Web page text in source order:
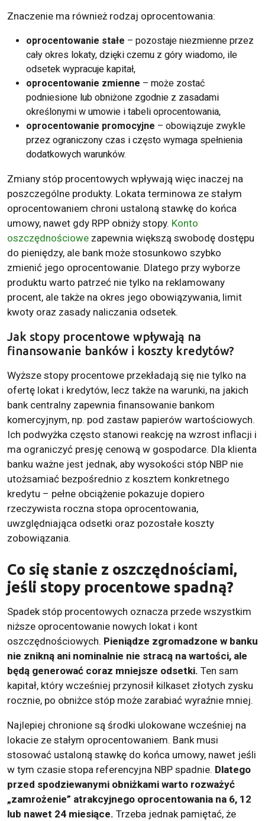
Znaczenie ma również rodzaj oprocentowania:
oprocentowanie stałe – pozostaje niezmienne przez
cały okres lokaty, dzięki czemu z góry wiadomo, ile
odsetek wypracuje kapitał,
oprocentowanie zmienne – może zostać
podniesione lub obniżone zgodnie z zasadami
określonymi w umowie i tabeli oprocentowania,
oprocentowanie promocyjne – obowiązuje zwykle
przez ograniczony czas i często wymaga spełnienia
dodatkowych warunków.
Zmiany stóp procentowych wpływają więc inaczej na
poszczególne produkty. Lokata terminowa ze stałym
oprocentowaniem chroni ustaloną stawkę do końca
umowy, nawet gdy RPP obniży stopy. Konto
oszczędnościowe zapewnia większą swobodę dostępu
do pieniędzy, ale bank może stosunkowo szybko
zmienić jego oprocentowanie. Dlatego przy wyborze
produktu warto patrzeć nie tylko na reklamowany
procent, ale także na okres jego obowiązywania, limit
kwoty oraz zasady naliczania odsetek.
Jak stopy procentowe wpływają na
finansowanie banków i koszty kredytów?
Wyższe stopy procentowe przekładają się nie tylko na
ofertę lokat i kredytów, lecz także na warunki, na jakich
bank centralny zapewnia finansowanie bankom
komercyjnym, np. pod zastaw papierów wartościowych.
Ich podwyżka często stanowi reakcję na wzrost inflacji i
ma ograniczyć presję cenową w gospodarce. Dla klienta
banku ważne jest jednak, aby wysokości stóp NBP nie
utożsamiać bezpośrednio z kosztem konkretnego
kredytu – pełne obciążenie pokazuje dopiero
rzeczywista roczna stopa oprocentowania,
uwzględniająca odsetki oraz pozostałe koszty
zobowiązania.
Co się stanie z oszczędnościami,
jeśli stopy procentowe spadną?
Spadek stóp procentowych oznacza przede wszystkim
niższe oprocentowanie nowych lokat i kont
oszczędnościowych. Pieniądze zgromadzone w banku
nie znikną ani nominalnie nie stracą na wartości, ale
będą generować coraz mniejsze odsetki. Ten sam
kapitał, który wcześniej przynosił kilkaset złotych zysku
rocznie, po obniżce stóp może zarabiać wyraźnie mniej.
Najlepiej chronione są środki ulokowane wcześniej na
lokacie ze stałym oprocentowaniem. Bank musi
stosować ustaloną stawkę do końca umowy, nawet jeśli
w tym czasie stopa referencyjna NBP spadnie. Dlatego
przed spodziewanymi obniżkami warto rozważyć
„zamrożenie” atrakcyjnego oprocentowania na 6, 12
lub nawet 24 miesiące. Trzeba jednak pamiętać, że